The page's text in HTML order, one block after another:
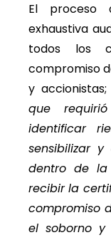
El proceso
exhaustiva
todos los
compromiso
y accionistas;
que
identificar
sensibilizar
dentro de la
recibir la
compromiso
el soborno y